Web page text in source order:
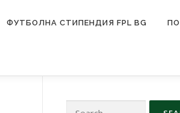
ФУТБОЛНА СТИПЕНДИЯ FPL BG